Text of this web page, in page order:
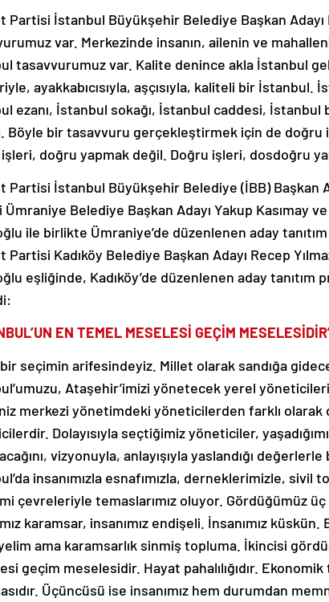
Partisi İstanbul Büyükşehir Belediye Başkan Adayı
var. Merkezinde insanın, ailenin ve
tasavvurumuz var. Kalite denince akla İstanbul
ayakkabıcısıyla, aşçısıyla, kaliteli bir
ezanı, İstanbul sokağı, İstanbul caddesi,
Böyle bir tasavvuru gerçekleştirmek için de doğru
işleri, doğru yapmak değil. Doğru işleri, dosdoğru
Partisi İstanbul Büyükşehir Belediye (İBB) Başkan
Belediye Başkan Adayı Yakup Kasımay ve
ile birlikte Ümraniye’de düzenlenen aday tanıtım
Partisi Kadıköy Belediye Başkan Adayı Recep
eşliğinde, Kadıköy’de düzenlenen aday tanıtım
EN TEMEL MESELESİ GEÇİM
seçimin arifesindeyiz. Millet olarak sandığa
Ataşehir’imizi yönetecek yerel
merkezi yönetimdeki yöneticilerden farklı olarak
Dolayısıyla seçtiğimiz yöneticiler,
vizyonuyla, anlayışıyla yaslandığı
insanımızla esnafımızla, derneklerimizle, sivil
çevreleriyle temaslarımız oluyor. Gördüğümüz
karamsar, insanımız endişeli. İnsanımız
ama karamsarlık sinmiş topluma. İkincisi
geçim meselesidir. Hayat pahalılığıdır.
Üçüncüsü ise insanımız hem durumdan